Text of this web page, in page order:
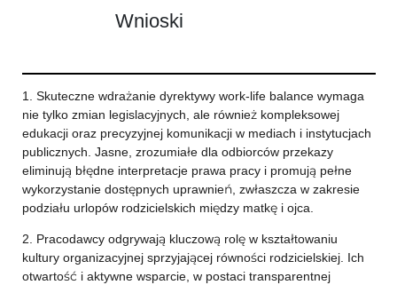
Wnioski
1. Skuteczne wdrażanie dyrektywy work-life balance wymaga
nie tylko zmian legislacyjnych, ale również kompleksowej
edukacji oraz precyzyjnej komunikacji w mediach i instytucjach
publicznych. Jasne, zrozumiałe dla odbiorców przekazy
eliminują błędne interpretacje prawa pracy i promują pełne
wykorzystanie dostępnych uprawnień, zwłaszcza w zakresie
podziału urlopów rodzicielskich między matkę i ojca.
2. Pracodawcy odgrywają kluczową rolę w kształtowaniu
kultury organizacyjnej sprzyjającej równości rodzicielskiej. Ich
otwartość i aktywne wsparcie, w postaci transparentnej